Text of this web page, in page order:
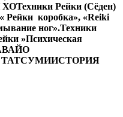
ХОТехники Рейки (Сёден)
Рейки коробка», «Reiki
ног».Техники
»Психическая
ТАТСУМИИСТОРИЯ